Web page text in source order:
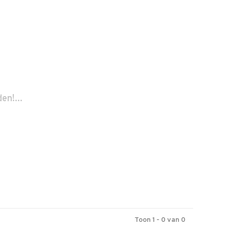
Toon 1 - 0 van 0